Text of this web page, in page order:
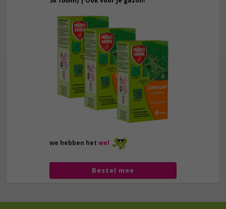
we hebben het wel
Bestel mee